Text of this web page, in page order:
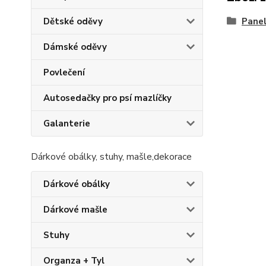
Dětské oděvy
Dámské oděvy
Povlečení
Autosedačky pro psí mazlíčky
Galanterie
Dárkové obálky, stuhy, mašle,dekorace
Dárkové obálky
Dárkové mašle
Stuhy
Organza + Tyl